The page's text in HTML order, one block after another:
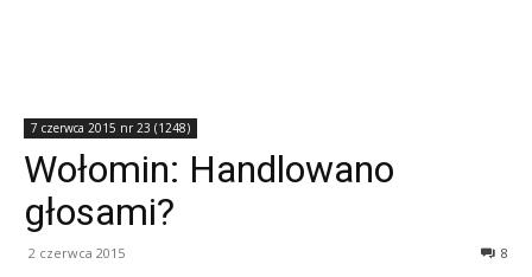
7 czerwca 2015 nr 23 (1248)
Wołomin: Handlowano
głosami?
2 czerwca 2015 8